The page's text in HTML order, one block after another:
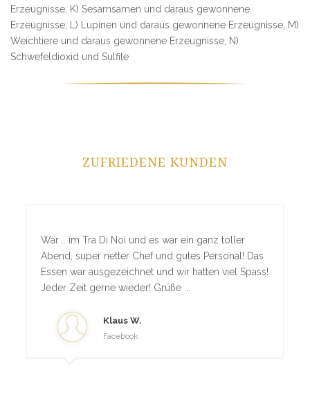
Erzeugnisse, K) Sesamsamen und daraus gewonnene
Erzeugnisse, L) Lupinen und daraus gewonnene Erzeugnisse, M)
Weichtiere und daraus gewonnene Erzeugnisse, N)
Schwefeldioxid und Sulfite
ZUFRIEDENE KUNDEN
War .. im Tra Di Noi und es war ein ganz toller
Abend, super netter Chef und gutes Personal! Das
Essen war ausgezeichnet und wir hatten viel Spass!
Jeder Zeit gerne wieder! Grüße ...
Klaus W.
Facebook